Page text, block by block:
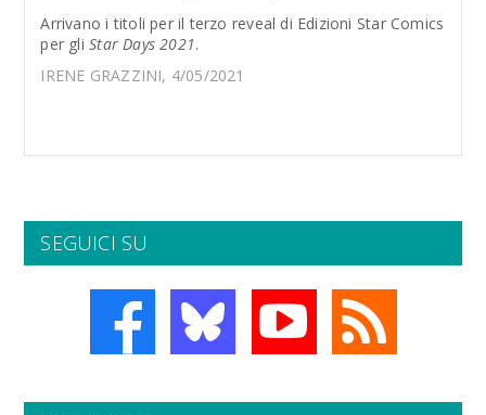
Arrivano i titoli per il terzo reveal di Edizioni Star Comics
per gliStar Days 2021.
IRENE GRAZZINI, 4/05/2021
SEGUICI SU